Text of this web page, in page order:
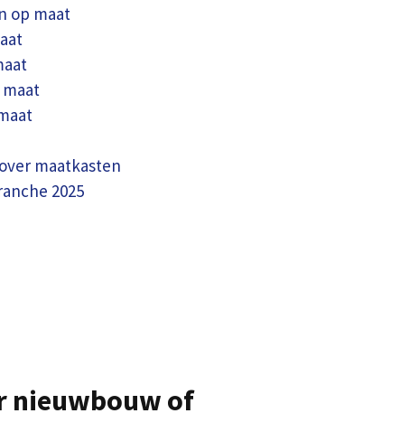
op maat
maatkasten
2025
nieuwbouw of